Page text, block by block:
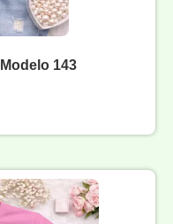
143